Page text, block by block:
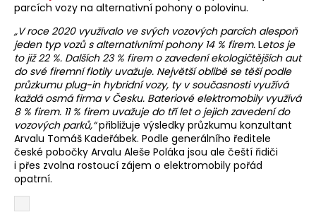
parcích vozy na alternativní pohony o polovinu.
„V roce 2020 využívalo ve svých vozových parcích alespoň
jeden typ vozů s alternativními pohony 14 % firem. Letos je
to již 22 %. Dalších 23 % firem o zavedení ekologičtějších aut
do své firemní flotily uvažuje. Největší oblibě se těší podle
průzkumu plug-in hybridní vozy, ty v současnosti využívá
každá osmá firma v Česku. Bateriové elektromobily využívá
8 % firem. 11 % firem uvažuje do tří let o jejich zavedení do
vozových parků,“přibližuje výsledky průzkumu konzultant
Arvalu Tomáš Kadeřábek. Podle generálního ředitele
české pobočky Arvalu Aleše Poláka jsou ale čeští řidiči
i přes zvolna rostoucí zájem o elektromobily pořád
opatrní.